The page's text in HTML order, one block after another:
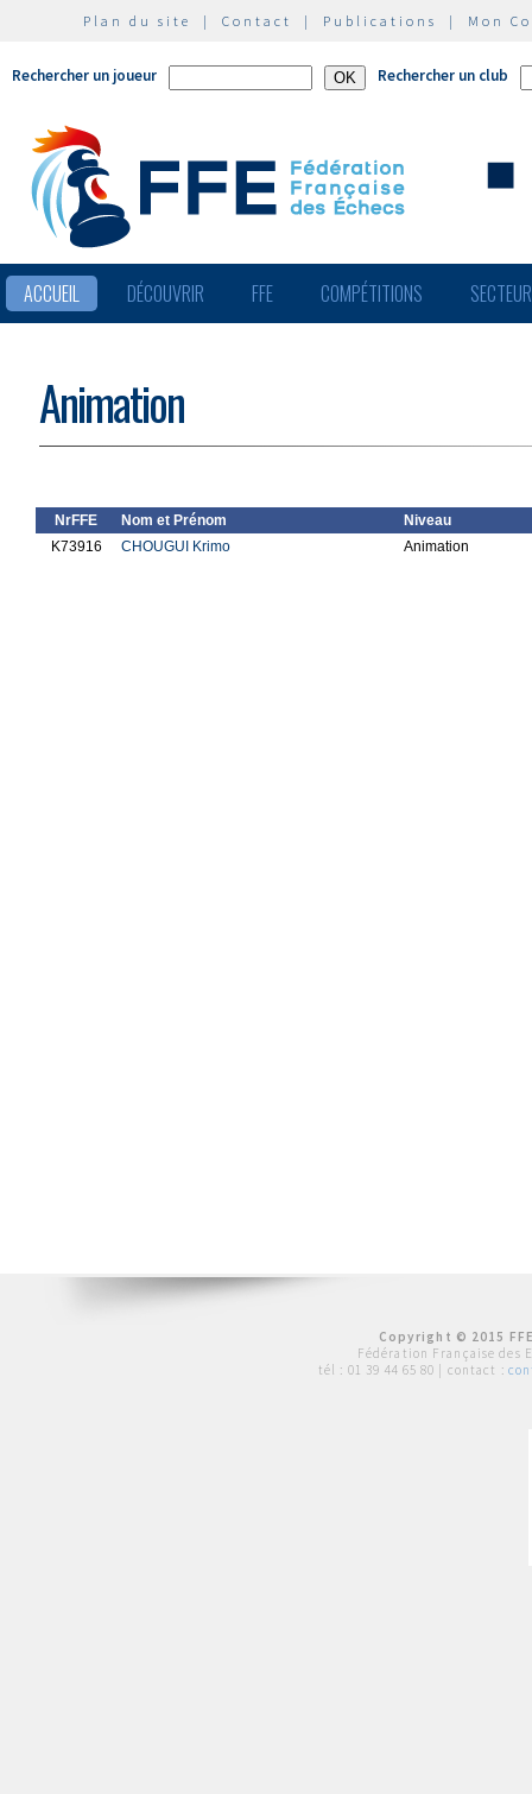
Plan du site | Contact | Publications | Mon
Rechercher un joueur Rechercher un club
ACCUEIL DÉCOUVRIR FFE COMPÉTITIONS
Animation
NrFFE Nom et Prénom
Niveau
K73916
CHOUGUI Krimo Animation
Copyright © 2015
Fédération Française des
tél : 01 39 44 65 80 | contact :